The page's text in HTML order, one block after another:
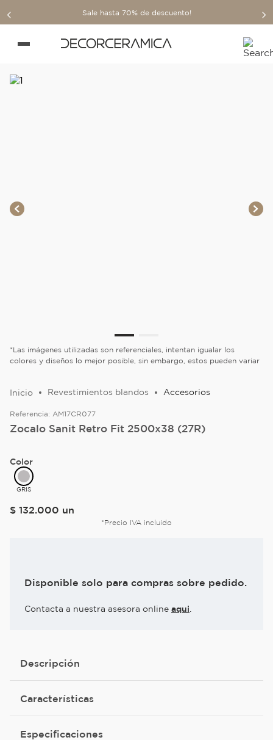
Sale hasta 70% de descuento!
*Las imágenes utilizadas son referenciales, intentan igualar los
colores y diseños lo mejor posible, sin embargo, estos pueden variar
Revestimientos blandos Accesorios
Referencia: AM17CR077
Zocalo Sanit Retro Fit 2500x38 (27R)
Color
GRIS
$ 132.000 un
*Precio IVA incluido
Disponible solo para compras sobre pedido.
Contacta a nuestra asesora online aqui
Descripción
Características
Especificaciones